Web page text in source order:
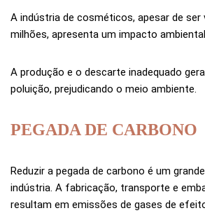
A indústria de cosméticos, apesar de ser
milhões, apresenta um impacto
A produção e o descarte inadequado
poluição, prejudicando o meio ambiente.
PEGADA DE CARBONO
Reduzir a pegada de carbono é um
indústria. A fabricação, transporte e
resultam em emissões de gases de